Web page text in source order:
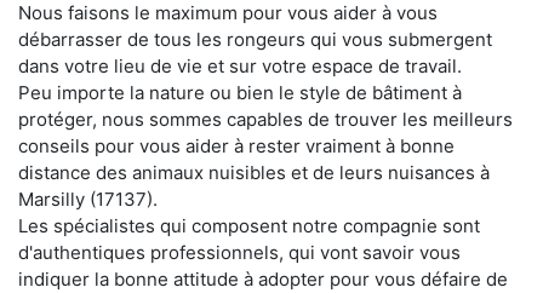
Nous faisons le maximum pour vous aider à vous
débarrasser de tous les rongeurs qui vous submergent
dans votre lieu de vie et sur votre espace de travail.
Peu importe la nature ou bien le style de bâtiment à
protéger, nous sommes capables de trouver les meilleurs
conseils pour vous aider à rester vraiment à bonne
distance des animaux nuisibles et de leurs nuisances à
Marsilly (17137).
Les spécialistes qui composent notre compagnie sont
d'authentiques professionnels, qui vont savoir vous
indiquer la bonne attitude à adopter pour vous défaire de